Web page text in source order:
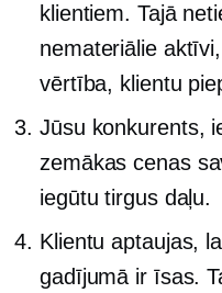
klientiem. Tajā
nemateriālie
vērtība, klientu
Jūsu konkurents,
zemākas cenas
iegūtu tirgus daļu.
Klientu aptaujas,
gadījumā ir īsas.